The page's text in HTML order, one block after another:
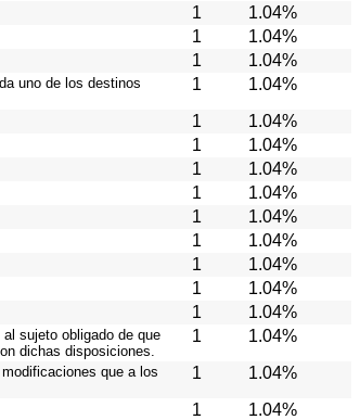
1 1.04%
1 1.04%
1 1.04%
uno de los destinos
1 1.04%
1 1.04%
1 1.04%
1 1.04%
1 1.04%
1 1.04%
1 1.04%
1 1.04%
1 1.04%
1 1.04%
sujeto obligado de que
dichas disposiciones.
1 1.04%
que a los
1 1.04%
1 1.04%